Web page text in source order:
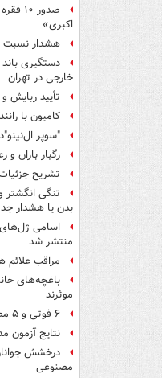
صدور
اکبری»
هشدار نسبت
دستگیری
خارجی در تهران
تأیید ربایش
کامیون با راننده ۸ ساله در اصفهان
"سوپر
رگبار باران و
تشریح
تنگی
بدن یا هشدار
اسامی
منتشر شد
مراقب علائم
باغچه‌های
موثرند
۶ فوتی و ۵ مصدوم بر اثر تصادف زنجیره‌ای
نتایج آزمون
درخشش
مصنوعی